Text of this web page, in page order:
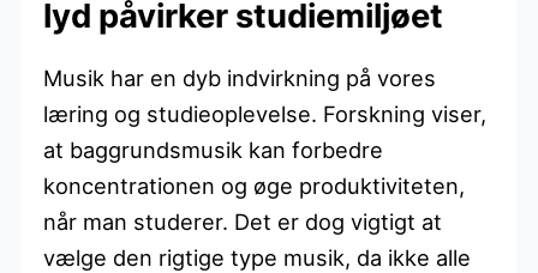
lyd påvirker studiemiljøet
Musik har en dyb indvirkning på vores
læring og studieoplevelse. Forskning viser,
at baggrundsmusik kan forbedre
koncentrationen og øge produktiviteten,
når man studerer. Det er dog vigtigt at
vælge den rigtige type musik, da ikke alle